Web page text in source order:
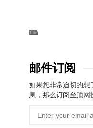
邮件订阅
如果您非常迫切的想
息，那么订阅至顶网